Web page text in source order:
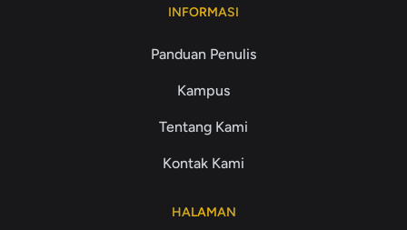
INFORMASI
Panduan Penulis
Kampus
Tentang Kami
Kontak Kami
HALAMAN